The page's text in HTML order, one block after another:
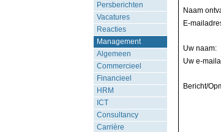
Persberichten
Vacatures
Reacties
Management
Algemeen
Commercieel
Financieel
HRM
ICT
Consultancy
Carrière
Naam
E-
Uw naam:
Uw e-
Bericht/